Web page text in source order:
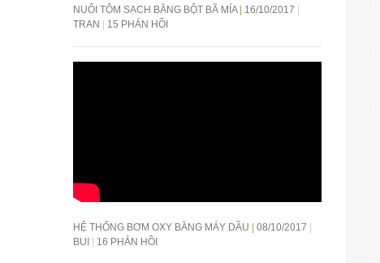
NUÔI TÔM SẠCH BẰNG BỘT BÃ MÍA
16/10/2017
TRAN
15 PHẢN HỒI
HỆ THỐNG BƠM OXY BẰNG MÁY DẦU
08/10/2017
BUI
16 PHẢN HỒI